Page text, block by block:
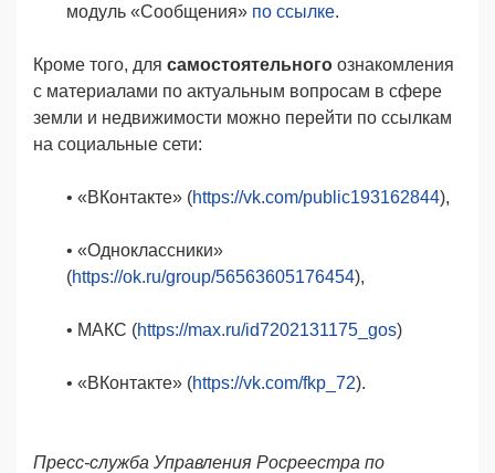
модуль «Сообщения» по ссылке.
Кроме того, для самостоятельного ознакомления
с материалами по актуальным вопросам в сфере
земли и недвижимости можно перейти по ссылкам
на социальные сети:
• «ВКонтакте» (https://vk.com/public193162844),
• «Одноклассники»
(https://ok.ru/group/56563605176454),
• МАКС (https://max.ru/id7202131175_gos)
• «ВКонтакте» (https://vk.com/fkp_72).
Пресс-служба Управления Росреестра по